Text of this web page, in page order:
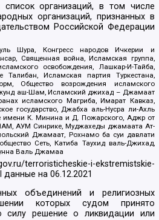
организаций, в том числе
организаций, признанных в
Российской Федерации
Шура, Конгресс народов Ичкерии и
Священная война, Исламская группа,
освобождения, Лашкар-И-Тайба,
Талибан, Исламская партия Туркестана,
Общество возрождения исламского
аш-Шам, Исламский джихад – Джамаат
исламского Магриба, Имарат Кавказ,
государство, Джабха аль-Нусра ли-Ахль
К. Минина и Д. Пожарского, Аджр от
АУМ Синрике, Муджахеды джамаата Ат-
Джамаат, Рохнамо ба суи давлати
Сеть, Катиба Таухид валь-Джихад,
Валь Джамаа
terroristicheskie-i-ekstremistskie-
данные на06.12.2021
объединений и религиозных
которых судом принято
силу решение о ликвидации или